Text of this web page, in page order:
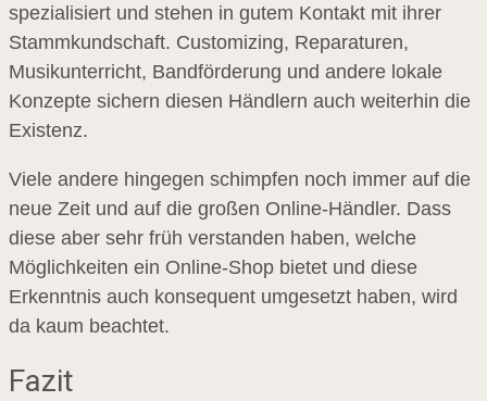
spezialisiert und stehen in gutem Kontakt mit ihrer
Stammkundschaft. Customizing, Reparaturen,
Musikunterricht, Bandförderung und andere lokale
Konzepte sichern diesen Händlern auch weiterhin die
Existenz.
Viele andere hingegen schimpfen noch immer auf die
neue Zeit und auf die großen Online-Händler. Dass
diese aber sehr früh verstanden haben, welche
Möglichkeiten ein Online-Shop bietet und diese
Erkenntnis auch konsequent umgesetzt haben, wird
da kaum beachtet.
Fazit